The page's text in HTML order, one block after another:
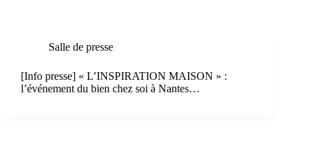
Salle de presse
[Info presse] « L’INSPIRATION MAISON » :
l’événement du bien chez soi à Nantes…